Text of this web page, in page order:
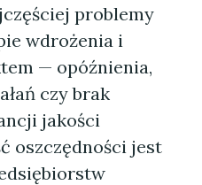
problemy
wdrożenia i
— opóźnienia,
czy brak
jakości
oszczędności jest